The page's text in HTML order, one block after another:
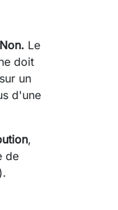
Non. Le
doit
un
d'une
,
de